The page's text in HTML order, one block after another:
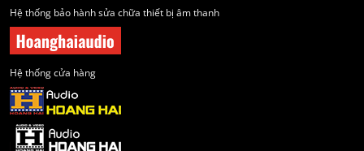
Hệ thống bảo hành sửa chữa thiết bị âm thanh
Hệ thống cửa hàng